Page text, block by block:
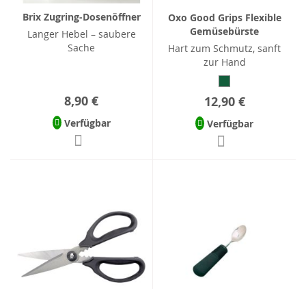
Brix Zugring-Dosenöffner
Langer Hebel – saubere
Sache
8,90 €
Verfügbar
Oxo Good Grips Flexible
Gemüsebürste
Hart zum Schmutz, sanft
zur Hand
12,90 €
Verfügbar